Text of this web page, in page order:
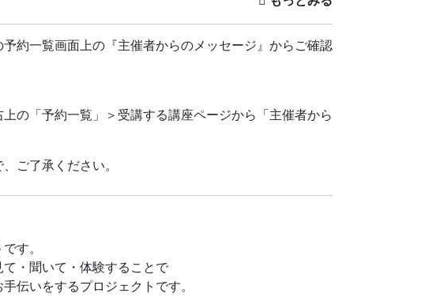
いますか？ 現在、生息している数が減っていて、絶滅の
って身近な生きものも「絶滅危惧種」になっているか
るのでしょうか？
ら「ブループラネット賞」を受賞したのがサイモン・
問題の解決のために優れた研究をした人や、熱心に活動
、サイモン・スチュアート博士も大好きなカエルの生
ればいいの？」
まで、色々登場します！
約一覧画面上の『主催者からのメッセージ』からご確認
の「予約一覧」＞受講する講座ページから「主催者から
ご了承ください。
す。
・聞いて・体験することで
伝いをするプロジェクトです。